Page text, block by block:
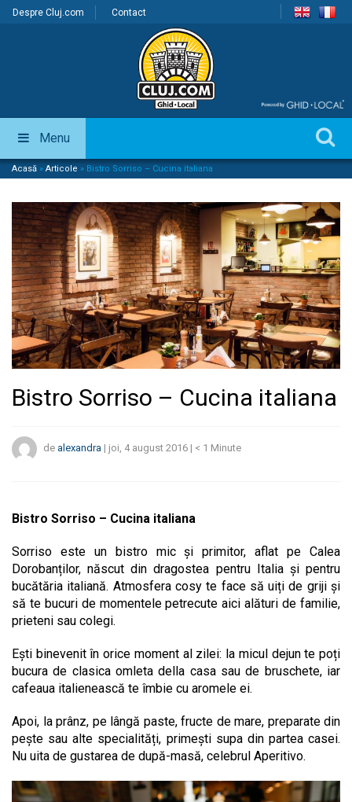
Despre Cluj.com Contact
Menu
Acasă » Articole » Bistro Sorriso – Cucina italiana
Bistro Sorriso – Cucina italiana
de alexandra | joi, 4 august 2016 | < 1 Minute
Bistro Sorriso – Cucina italiana
Sorriso este un bistro mic și primitor, aflat pe Calea
Dorobanților, născut din dragostea pentru Italia și pentru
bucătăria italiană. Atmosfera cosy te face să uiți de griji și
să te bucuri de momentele petrecute aici alături de familie,
prieteni sau colegi.
Ești binevenit în orice moment al zilei: la micul dejun te poți
bucura de clasica omleta della casa sau de bruschete, iar
cafeaua italienească te îmbie cu aromele ei.
Apoi, la prânz, pe lângă paste, fructe de mare, preparate din
pește sau alte specialități, primești supa din partea casei.
Nu uita de gustarea de după-masă, celebrul Aperitivo.